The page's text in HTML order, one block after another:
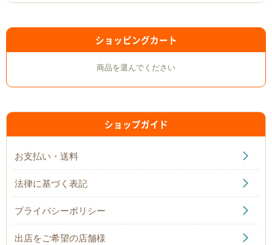
ショッピングカート
商品を選んでください
ショップガイド
お支払い・送料
法律に基づく表記
プライバシーポリシー
出店をご希望の店舗様